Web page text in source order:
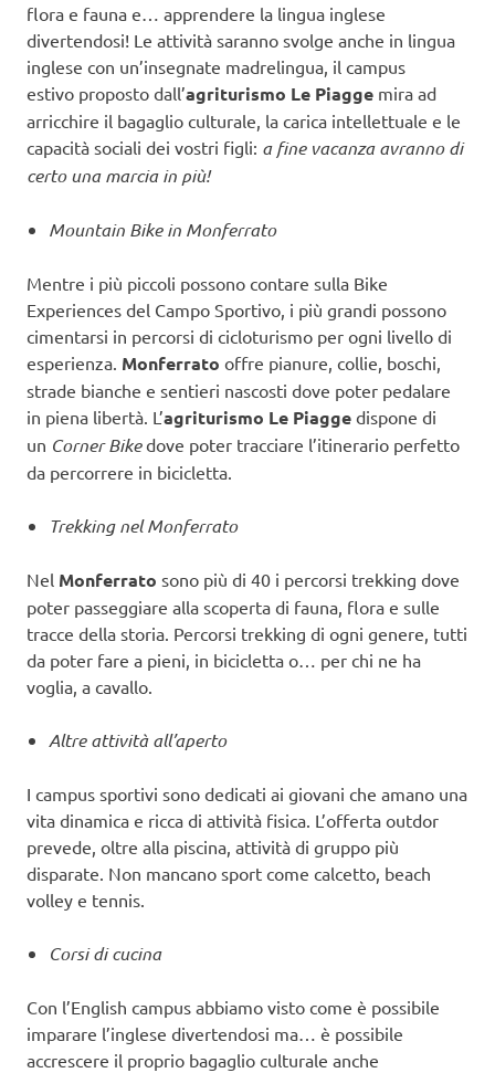
flora e fauna e… apprendere la lingua inglese
divertendosi! Le attività saranno svolge anche in lingua
inglese con un’insegnate madrelingua, il campus
estivo proposto dall’agriturismo Le Piagge mira ad
arricchire il bagaglio culturale, la carica intellettuale e le
capacità sociali dei vostri figli: a fine vacanza avranno di
certo una marcia in più!
Mountain Bike in Monferrato
Mentre i più piccoli possono contare sulla Bike
Experiences del Campo Sportivo, i più grandi possono
cimentarsi in percorsi di cicloturismo per ogni livello di
esperienza. Monferrato offre pianure, collie, boschi,
strade bianche e sentieri nascosti dove poter pedalare
in piena libertà. L’agriturismo Le Piagge dispone di
un Corner Bikedove poter tracciare l’itinerario perfetto
da percorrere in bicicletta.
Trekking nel Monferrato
Nel Monferrato sono più di 40 i percorsi trekking dove
poter passeggiare alla scoperta di fauna, flora e sulle
tracce della storia. Percorsi trekking di ogni genere, tutti
da poter fare a pieni, in bicicletta o… per chi ne ha
voglia, a cavallo.
Altre attività all’aperto
I campus sportivi sono dedicati ai giovani che amano una
vita dinamica e ricca di attività fisica. L’offerta outdor
prevede, oltre alla piscina, attività di gruppo più
disparate. Non mancano sport come calcetto, beach
volley e tennis.
Corsi di cucina
Con l’English campus abbiamo visto come è possibile
imparare l’inglese divertendosi ma… è possibile
accrescere il proprio bagaglio culturale anche